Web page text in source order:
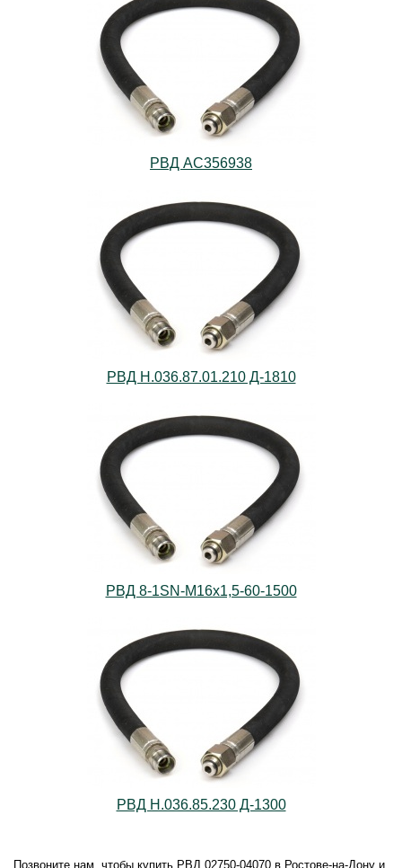
РВД AС356938
РВД Н.036.87.01.210 Д-1810
РВД 8-1SN-M16х1,5-60-1500
РВД Н.036.85.230 Д-1300
Позвоните нам, чтобы купить РВД 02750-04070 в Ростове-на-Дону и